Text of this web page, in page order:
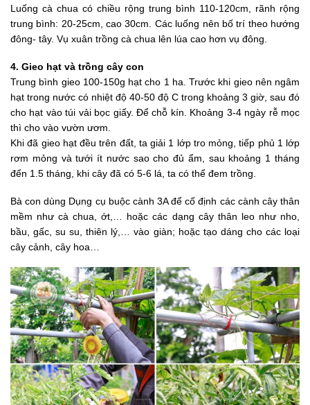
Luống cà chua có chiều rộng trung bình 110-120cm, rãnh rộng
trung bình: 20-25cm, cao 30cm. Các luống nên bố trí theo hướng
đông- tây. Vụ xuân trồng cà chua lên lúa cao hơn vụ đông.
4. Gieo hạt và trồng cây con
Trung bình gieo 100-150g hạt cho 1 ha. Trước khi gieo nên ngâm
hạt trong nước có nhiệt độ 40-50 độ C trong khoảng 3 giờ, sau đó
cho hạt vào túi vải bọc giấy. Để chỗ kín. Khoảng 3-4 ngày rễ mọc
thì cho vào vườn ươm.
Khi đã gieo hạt đều trên đất, ta giải 1 lớp tro mỏng, tiếp phủ 1 lớp
rơm mỏng và tưới ít nước sao cho đủ ẩm, sau khoảng 1 tháng
đến 1.5 tháng, khi cây đã có 5-6 lá, ta có thể đem trồng.
Bà con dùng Dụng cụ buộc cành 3A để cố định các cành cây thân
mềm như cà chua, ớt,… hoặc các dạng cây thân leo như nho,
bầu, gấc, su su, thiên lý,… vào giàn; hoặc tạo dáng cho các loại
cây cảnh, cây hoa…